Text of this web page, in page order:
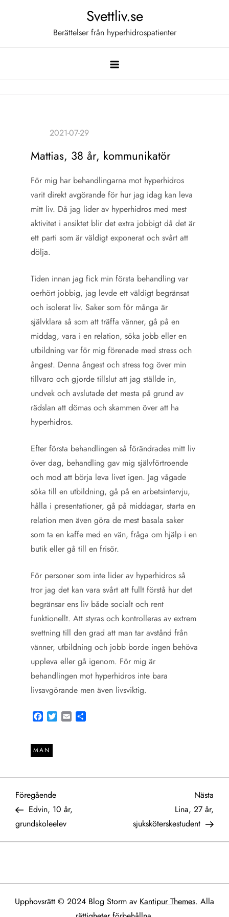
Svettliv.se
Berättelser från hyperhidrospatienter
Mattias, 38 år, kommunikatör
För mig har behandlingarna mot hyperhidros
varit direkt avgörande för hur jag idag kan leva
mitt liv. Då jag lider av hyperhidros med mest
aktivitet i ansiktet blir det extra jobbigt då det är
ett parti som är väldigt exponerat och svårt att
dölja.
Tiden innan jag fick min första behandling var
oerhört jobbig, jag levde ett väldigt begränsat
och isolerat liv. Saker som för många är
självklara så som att träffa vänner, gå på en
middag, vara i en relation, söka jobb eller en
utbildning var för mig förenade med stress och
ångest. Denna ångest och stress tog över min
tillvaro och gjorde tillslut att jag ställde in,
undvek och avslutade det mesta på grund av
rädslan att dömas och skammen över att ha
hyperhidros.
Efter första behandlingen så förändrades mitt liv
över dag, behandling gav mig självförtroende
och mod att börja leva livet igen. Jag vågade
söka till en utbildning, gå på en arbetsintervju,
hålla i presentationer, gå på middagar, starta en
relation men även göra de mest basala saker
som ta en kaffe med en vän, fråga om hjälp i en
butik eller gå till en frisör.
För personer som inte lider av hyperhidros så
tror jag det kan vara svårt att fullt förstå hur det
begränsar ens liv både socialt och rent
funktionellt. Att styras och kontrolleras av extrem
svettning till den grad att man tar avstånd från
vänner, utbildning och jobb borde ingen behöva
uppleva eller gå igenom. För mig är
behandlingen mot hyperhidros inte bara
livsavgörande men även livsviktig.
Facebook
TwitterEmail
MAN
I
n
l
g
Föregående
inlägg
Föregående
Edvin, 10 år,
grundskoleelev
Nästa
Lina, 27 år,
sjuksköterskestudent
Upphovsrätt © 2024 Blog Storm av Kantipur Themes. Alla